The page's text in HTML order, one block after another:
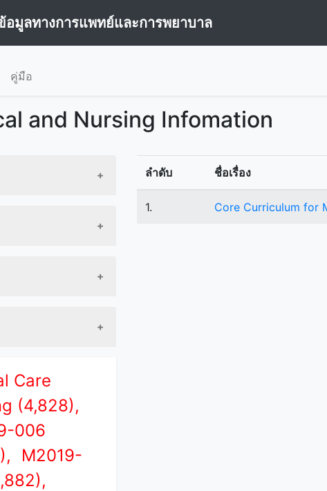
อมูลทางการแพทย์และการพยาบาล
คู่มือ
and Nursing Infomation
Care
(4,828),
006
M2019-
ลำดับ ชื่อเรื่อง
1. Core Curriculum for